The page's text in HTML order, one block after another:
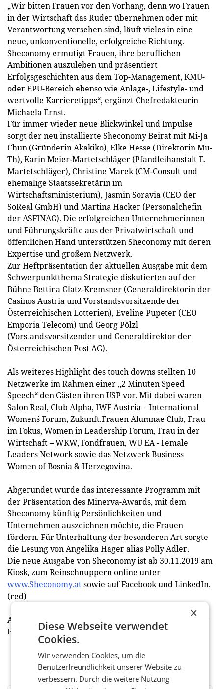
„Wir bitten Frauen vor den Vorhang, denn wo Frauen
in der Wirtschaft das Ruder übernehmen oder mit
Verantwortung versehen sind, läuft vieles in eine
neue, unkonventionelle, erfolgreiche Richtung.
Sheconomy ermutigt Frauen, ihre beruflichen
Ambitionen auszuleben und präsentiert
Erfolgsgeschichten aus dem Top-Management, KMU-
oder EPU-Bereich ebenso wie Anlage-, Lifestyle- und
wertvolle Karrieretipps“, ergänzt Chefredakteurin
Michaela Ernst.
Für immer wieder neue Blickwinkel und Impulse
sorgt der neu installierte Sheconomy Beirat mit Mi-Ja
Chun (Gründerin Akakiko), Elke Hesse (Direktorin Mu-
Th), Karin Meier-Martetschläger (Pfandleihanstalt E.
Martetschläger), Christine Marek (CM-Consult und
ehemalige Staatssekretärin im
Wirtschaftsministerium), Jasmin Soravia (CEO der
SoReal GmbH) und Martina Hacker (Personalchefin
der ASFINAG). Die erfolgreichen Unternehmerinnen
und Führungskräfte aus der Privatwirtschaft und
öffentlichen Hand unterstützen Sheconomy mit deren
Expertise und großem Netzwerk.
Zur Heftpräsentation der aktuellen Ausgabe mit dem
Schwerpunktthema Strategie diskutierten auf der
Bühne Bettina Glatz-Kremsner (Generaldirektorin der
Casinos Austria und Vorstandsvorsitzende der
Österreichischen Lotterien), Eveline Pupeter (CEO
Emporia Telecom) und Georg Pölzl
(Vorstandsvorsitzender und Generaldirektor der
Österreichischen Post AG).
Als weiteres Highlight des touch downs stellten 10
Netzwerke im Rahmen einer „2 Minuten Speed
Speech“ den Gästen ihren USP vor. Mit dabei waren
Salon Real, Club Alpha, IWF Austria – International
Women´s Forum, Zukunft.Frauen Alumnae Club, Frau
im Fokus, Women in Leadership Forum, Frau in der
Wirtschaft – WKW, Fondfrauen, WU EA - Female
Leaders Network sowie das Netzwerk Business
Women of Bosnia & Herzegovina.
Abgerundet wurde das interessante Programm mit
der Präsentation des Minerva-Awards, mit dem
Sheconomy künftig Persönlichkeiten und
Unternehmen auszeichnen möchte, die Frauen
fördern. Für Unterhaltung der besonderen Art sorgte
die Lesung von Angelika Hager alias Polly Adler.
Die neue Ausgabe von Sheconomy ist ab 30.11.2019 am
Kiosk, zum Reinschnuppern online unter
www.Sheconomy.atsowie auf Facebook und LinkedIn.
(red)
Alle Infos zum Minerva Award sowie Einreichung der
Projekte unter www.Sheconomy.at/minerva
×
Diese Webseite verwendet
Cookies.
Wir verwenden Cookies, um die
Benutzerfreundlichkeit unserer Website zu
verbessern. Durch die weitere Nutzung